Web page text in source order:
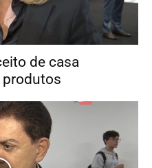
de casa